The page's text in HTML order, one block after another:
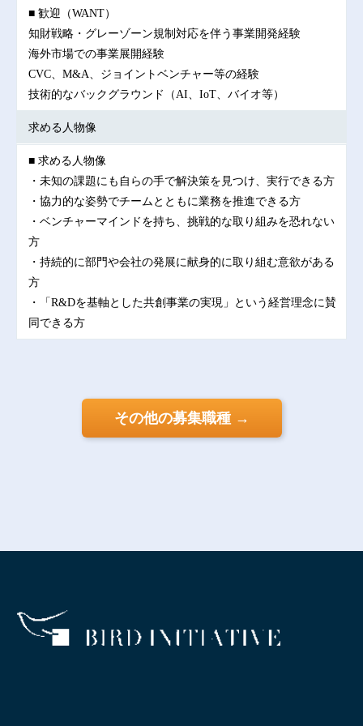
■ 歓迎（WANT）
知財戦略・グレーゾーン規制対応を伴う事業開発経験
海外市場での事業展開経験
CVC、M&A、ジョイントベンチャー等の経験
技術的なバックグラウンド（AI、IoT、バイオ等）
求める人物像
■ 求める人物像
・未知の課題にも自らの手で解決策を見つけ、実行できる方
・協力的な姿勢でチームとともに業務を推進できる方
・ベンチャーマインドを持ち、挑戦的な取り組みを恐れない
方
・持続的に部門や会社の発展に献身的に取り組む意欲がある
方
・「R&Dを基軸とした共創事業の実現」という経営理念に賛
同できる方
その他の募集職種 →